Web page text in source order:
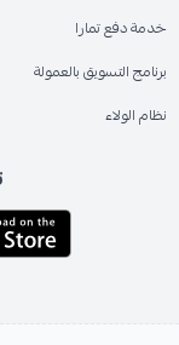
خدمة دفع تمارا
برنامج التسويق بالعمولة
نظام الولاء